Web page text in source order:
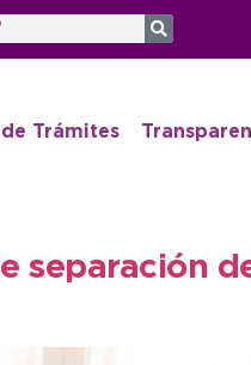
de Trámites
separación